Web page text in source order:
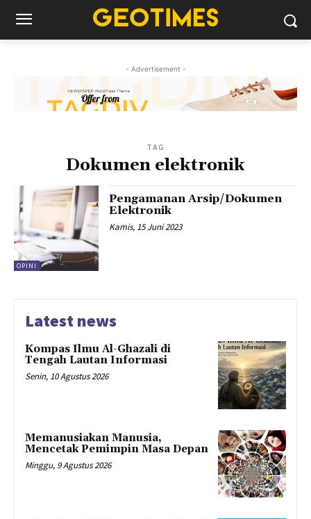
- Advertisement -
TAG
Dokumen elektronik
OPINI
Pengamanan Arsip/Dokumen
Elektronik
Kamis, 15 Juni 2023
Latest news
Kompas Ilmu Al-Ghazali di
Tengah Lautan Informasi
Senin, 10 Agustus 2026
Memanusiakan Manusia,
Mencetak Pemimpin Masa Depan
Minggu, 9 Agustus 2026